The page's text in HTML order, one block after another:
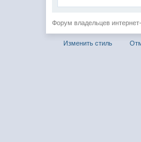
Форум владельцев
Изменить стиль